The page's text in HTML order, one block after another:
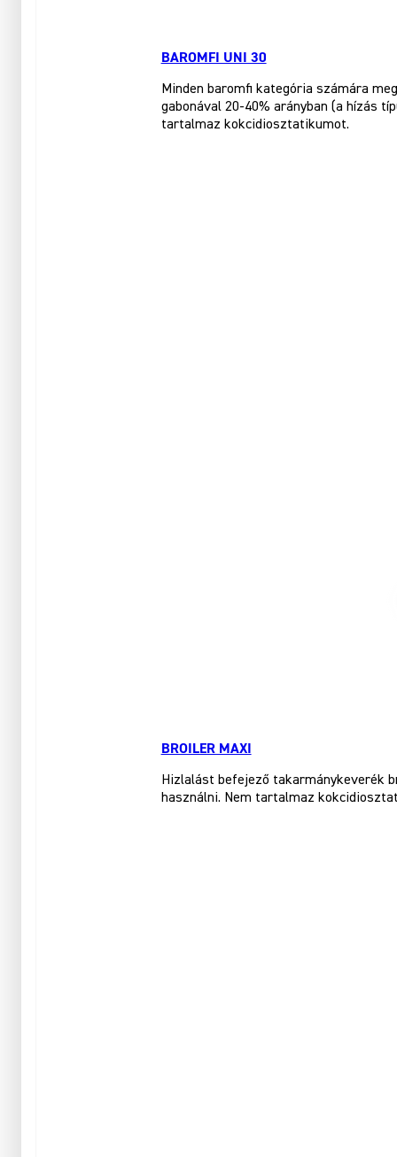
BAROMFI UNI 30
Minden baromfi kategória számára
gabonával 20-40% arányban (a hízás
tartalmaz kokcidiosztatikumot.
BROILER MAXI
Hizlalást befejező takarmánykeverék
használni. Nem tartalmaz